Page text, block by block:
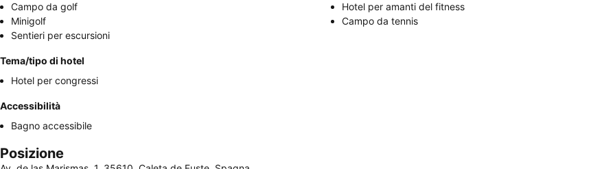
Campo da golf
Hotel per amanti del fitness
Minigolf
Campo da tennis
Sentieri per escursioni
Tema/tipo di hotel
Hotel per congressi
Accessibilità
Bagno accessibile
Posizione